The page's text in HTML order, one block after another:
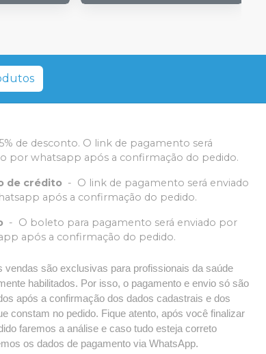
5% de desconto. O link de pagamento será
por whatsapp após a confirmação do pedido.
de crédito - O link de pagamento será enviado
após a confirmação do pedido.
- O boleto para pagamento será enviado por
após a confirmação do pedido.
vendas são exclusivas para profissionais da saúde
habilitados. Por isso, o pagamento e envio só são
após a confirmação dos dados cadastrais e dos
constam no pedido. Fique atento, após você finalizar
faremos a análise e caso tudo esteja correto
os dados de pagamento via WhatsApp.